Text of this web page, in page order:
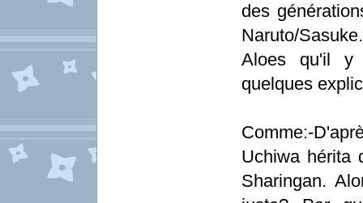
des
Naruto/Sasuke.
Aloes qu'il y
quelques
Comme:-
Uchiwa hérita
Sharingan.